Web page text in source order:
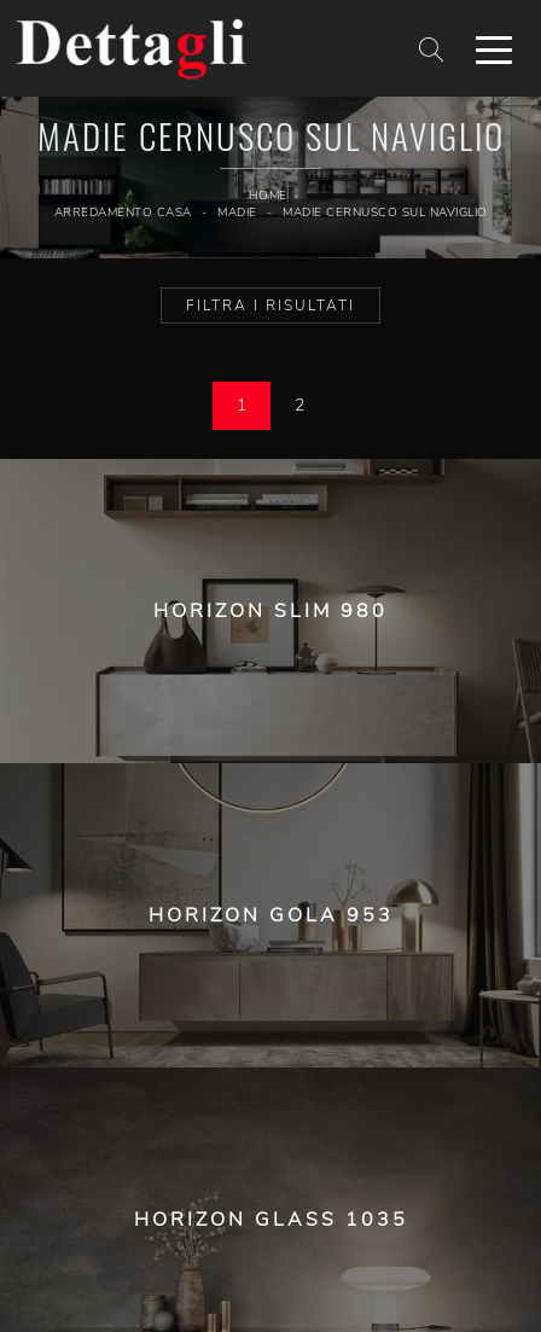
MADIE CERNUSCO SUL NAVIGLIO
HOME -
ARREDAMENTO CASA
- MADIE - MADIE CERNUSCO SUL NAVIGLIO
FILTRA I RISULTATI
1 2
HORIZON SLIM 980
HORIZON GOLA 953
HORIZON GLASS 1035